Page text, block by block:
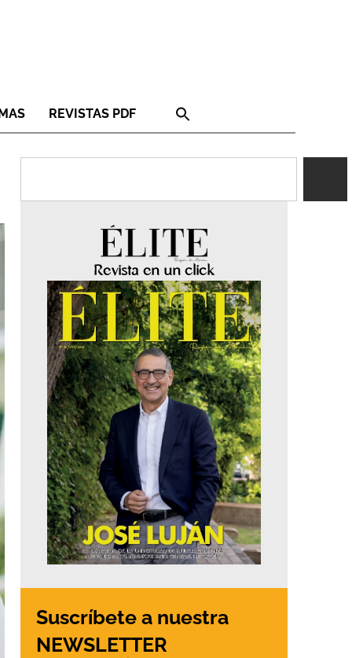
REVISTAS PDF
Revista en un click
Suscríbete a nuestra
NEWSLETTER